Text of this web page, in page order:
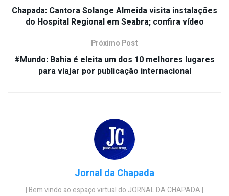
Chapada: Cantora Solange Almeida visita instalações
do Hospital Regional em Seabra; confira vídeo
Próximo Post
#Mundo: Bahia é eleita um dos 10 melhores lugares
para viajar por publicação internacional
Jornal da Chapada
| Bem vindo ao espaço virtual do JORNAL DA CHAPADA |